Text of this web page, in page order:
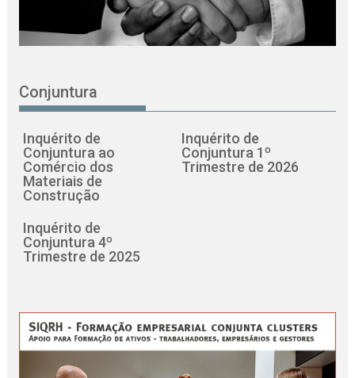
Conjuntura
Inquérito de
Conjuntura ao
Comércio dos
Materiais de
Construção
Inquérito de
Conjuntura 1º
Trimestre de 2026
Inquérito de
Conjuntura 4º
Trimestre de 2025